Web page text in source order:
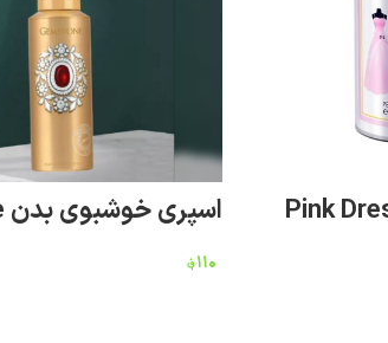
اسپری خوشبوی بدن Gemstone
۱۱۰؋